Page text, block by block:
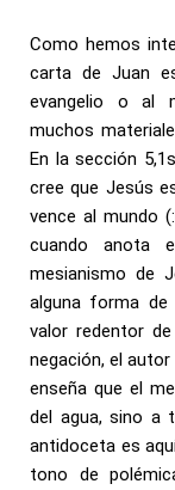
Como hemos
carta de Juan
evangelio o al
muchos
En la sección
cree que Jesús
vence al mundo
cuando anota
mesianismo de
alguna forma de
valor redentor
negación, el
enseña que el
del agua, sino a
antidoceta es
tono de